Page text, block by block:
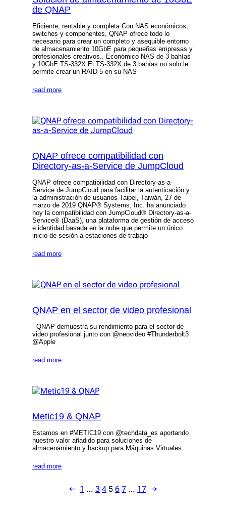
de QNAP
Eficiente, rentable y completa Con NAS económicos,
switches y componentes, QNAP ofrece todo lo
necesario para crear un completo y asequible entorno
de almacenamiento 10GbE para pequeñas empresas y
profesionales creativos.. Económico NAS de 3 bahías
y 10GbE TS-332X El TS-332X de 3 bahías no solo le
permite crear un RAID 5 en su NAS
read more
QNAP ofrece compatibilidad con
Directory-as-a-Service de JumpCloud
QNAP ofrece compatibilidad con Directory-as-a-
Service de JumpCloud para facilitar la autenticación y
la administración de usuarios Taipei, Taiwán, 27 de
marzo de 2019 QNAP® Systems, Inc. ha anunciado
hoy la compatibilidad con JumpCloud® Directory-as-a-
Service® (DaaS), una plataforma de gestión de acceso
e identidad basada en la nube que permite un único
inicio de sesión a estaciones de trabajo
read more
QNAP en el sector de video profesional
QNAP demuestra su rendimiento para el sector de
video profesional junto con @neovideo #Thunderbolt3
@Apple
read more
Metic19 & QNAP
Estamos en #METIC19 con @techdata_es aportando
nuestro valor añadido para soluciones de
almacenamiento y backup para Máquinas Virtuales.
read more
← 1 … 3 4 5 6 7 … 17 →